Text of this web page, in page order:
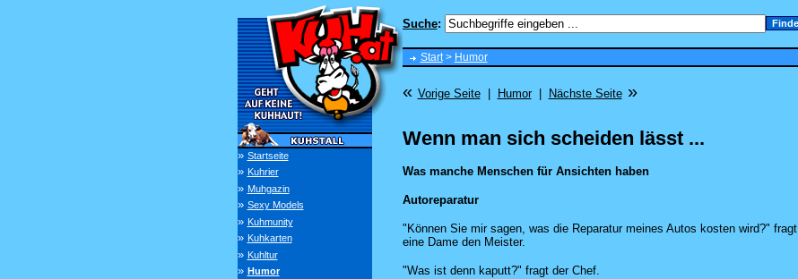
» Startseite
» Kuhrier
» Muhgazin
» Sexy Models
» Kuhmunity
» Kuhkarten
» Kuhltur
» Humor
Suche:
Start > Humor
« Vorige Seite Humor Nächste Seite»
Wenn man sich scheiden lässt ...
Was manche Menschen für Ansichten haben
Autoreparatur
"Können Sie mir sagen, was die Reparatur meines Autos kosten wird?" fragt
eine Dame den Meister.
"Was ist denn kaputt?" fragt der Chef.